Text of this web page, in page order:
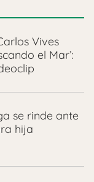
Vives
el Mar’:
se rinde ante
hija